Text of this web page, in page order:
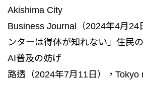
Akishima City
Business Journal（2024年4月24
ンターは得体が知れない」住民
AI普及の妨げ
路透（2024年7月11日），Tokyo